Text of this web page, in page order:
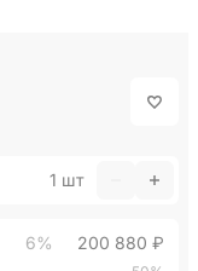
1 шт
6% 200 880 ₽